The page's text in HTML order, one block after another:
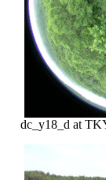
dc_y18_d at